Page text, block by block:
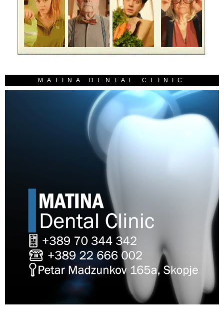
MATINA DENTAL CLINIC